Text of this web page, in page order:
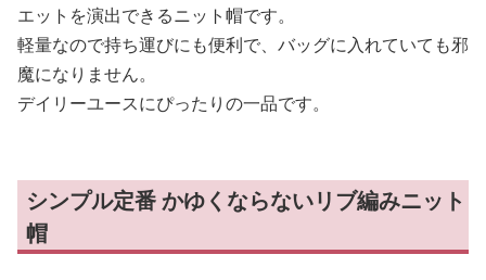
エットを演出できるニット帽です。
軽量なので持ち運びにも便利で、バッグに入れていても邪
魔になりません。
デイリーユースにぴったりの一品です。
シンプル定番 かゆくならないリブ編みニット
帽